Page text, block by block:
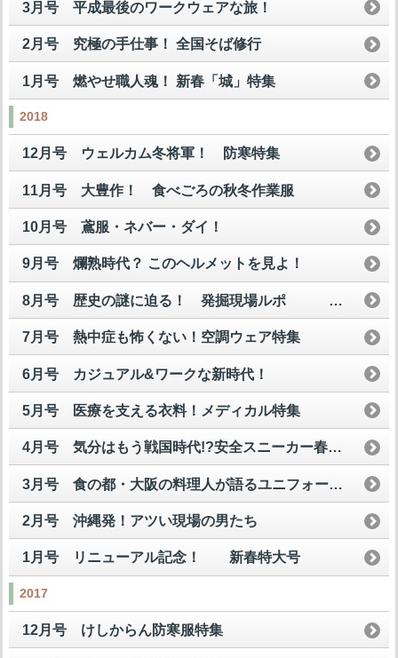
3月号 平成最後のワークウェアな旅！
2月号 究極の手仕事！ 全国そば修行
1月号 燃やせ職人魂！ 新春「城」特集
2018
12月号 ウェルカム冬将軍！ 防寒特集
11月号 大豊作！ 食べごろの秋冬作業服
10月号 鳶服・ネバー・ダイ！
9月号 爛熟時代？ このヘルメットを見よ！
8月号 歴史の謎に迫る！ 発掘現場ルポ
7月号 熱中症も怖くない！空調ウェア特集
6月号 カジュアル&ワークな新時代！
5月号 医療を支える衣料！メディカル特集
4月号 気分はもう戦国時代!?安全スニーカー春の陣
3月号 食の都・大阪の料理人が語るユニフォームの美学！
2月号 沖縄発！アツい現場の男たち
1月号 リニューアル記念！ 新春特大号
2017
12月号 けしからん防寒服特集